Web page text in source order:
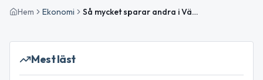
Hem Ekonomi Så mycket sparar andra i Västernorrland – nya siffror för ISK
Mest läst